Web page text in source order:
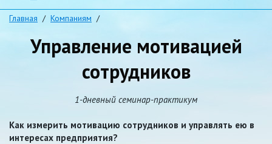
Главная / Компаниям /
Управление мотивацией
сотрудников
1-дневный семинар-практикум
Как измерить мотивацию сотрудников и управлять ею в
интересах предприятия?